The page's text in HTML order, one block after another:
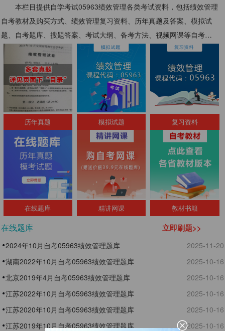
本栏目提供自学考试05963绩效管理各类考试资料，包括绩效管理
自考教材及购买方式、绩效管理复习资料、历年真题及答案、模拟试
题、自考题库、搜题答案、考试大纲、备考方法、视频网课等自考
05963绩效管理考试资料，以供考生们复习使用。
历年真题 模拟试题 复习资料
在线题库 精讲网课 教材书籍
在线题库 立即刷题>>
2024年10月自考05963绩效管理题库
2025-11-20
湖南2022年10月自考05963绩效管理题库
2025-10-16
北京2019年4月自考05963绩效管理题库
2025-10-16
江苏2022年10月自考05963绩效管理题库
2025-10-16
江苏2020年10月自考05963绩效管理题库
2025-10-16
江苏2019年10月自考05963绩效管理题库
2025-10-16